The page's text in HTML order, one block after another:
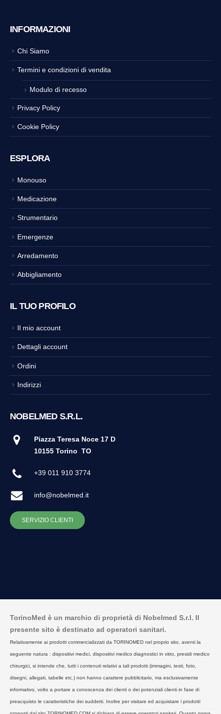
INFORMAZIONI
Chi Siamo
Termini e condizioni di vendita
Modulo di recesso
Privacy Policy
Cookie Policy
ESPLORA
Monouso
Medicazione
Strumentario
Emergenze
Arredamento
Abbigliamento
IL TUO PROFILO
Il mio account
Dettagli account
Ordini
Indirizzi
NOBELMED S.R.L.
Piazza Teresa Noce 17 D
10155 Torino TO
+39 011 910 3774
info@nobelmed.it
SERVIZIO CLIENTI
TorinoMed è un marchio di proprietà di Nobelmed S.r.l. Il
presente sito è destinato ad operatori sanitari.
Relativamente ai prodotti commercializzati da TORINOMED nel proprio sito, aventi la
seguente natura : dispositivi medici, dispositivi medico diagnostici in vitro, presidi medico
chirurgici, si intende che, tutti i contenuti relativi a tali prodotti (immagini, testi, foto,
disegni, allegati, tabelle etc.) non hanno carattere pubblicitario, ma esclusivamente
informativo, volto a portare a conoscenza dei clienti o dei potenziali clienti in fase di
preacquisto le caratteristiche dei suddetti. Inoltre per visitare ed acquistare i prodotti